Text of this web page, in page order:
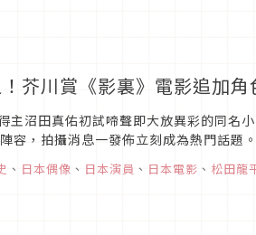
川賞《影裏》電影追加角
主沼田真佑初試啼聲即大放異彩的同名
容，拍攝消息一發佈立刻成為熱門話題
與其他參與演出的演員名單，讓我們來
、 日本偶像 、 日本演員 、 日本電影 、 松田龍